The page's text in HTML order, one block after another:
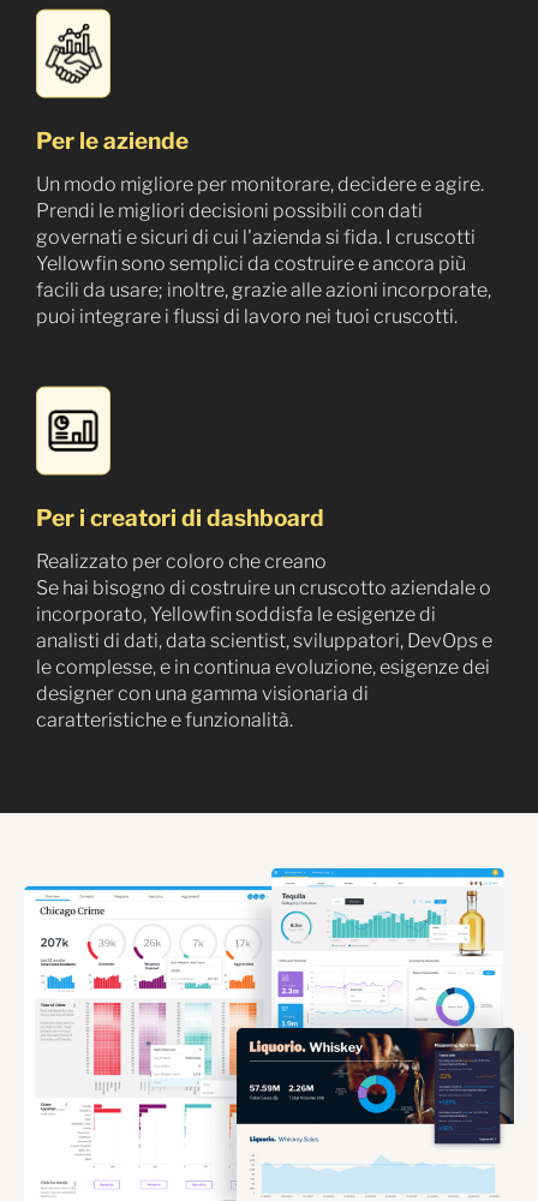
Per le aziende
Un modo migliore per monitorare, decidere e agire.
Prendi le migliori decisioni possibili con dati
governati e sicuri di cui l'azienda si fida. I cruscotti
Yellowfin sono semplici da costruire e ancora più
facili da usare; inoltre, grazie alle azioni incorporate,
puoi integrare i flussi di lavoro nei tuoi cruscotti.
Per i creatori di dashboard
Realizzato per coloro che creano
Se hai bisogno di costruire un cruscotto aziendale o
incorporato, Yellowfin soddisfa le esigenze di
analisti di dati, data scientist, sviluppatori, DevOps e
le complesse, e in continua evoluzione, esigenze dei
designer con una gamma visionaria di
caratteristiche e funzionalità.